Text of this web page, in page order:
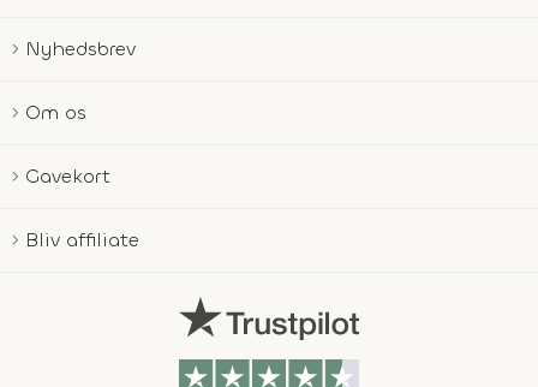
Nyhedsbrev
Om os
Gavekort
Bliv affiliate